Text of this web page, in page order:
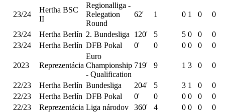
23/24
Hertha BSC
II
Regionalliga -
Relegation
Round
62' 1 0 1 0 0
23/24 Hertha Berlín 2. Bundesliga 120' 5 5 0 0
0
23/24
Hertha Berlín DFB Pokal 0' 0 0 0 0 0
2023 Reprezentácia
Euro
Championship
- Qualification
719' 9 1 3 0 0
22/23 Hertha Berlín Bundesliga 204' 5 3 1 0
0
22/23
Hertha Berlín DFB Pokal 0' 0 0 0 0
0
22/23
Reprezentácia Liga národov 360' 4 0 0 0
0